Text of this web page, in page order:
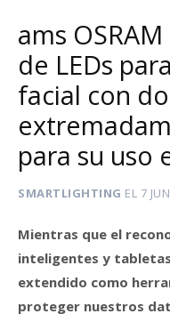
ams
de LEDs
facial con
para su uso
SMARTLIGHTING EL 7
Mientras que el
inteligentes y
extendido como
proteger nuestros